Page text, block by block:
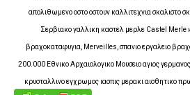
απολιθωμενο οστο οστουν καλλιτεχνια σκαλιστο
Σερβιακο γαλλικη καστελ μερλε Castel
βραχοκαταφυγια, Merveilles, σπανιο εργαλειο
200.000 Εθνικο Αρχαιολογικο Μουσειο αγιος
κρυσταλλινο εγχρωμος ιασπις μερακι αισθητικο